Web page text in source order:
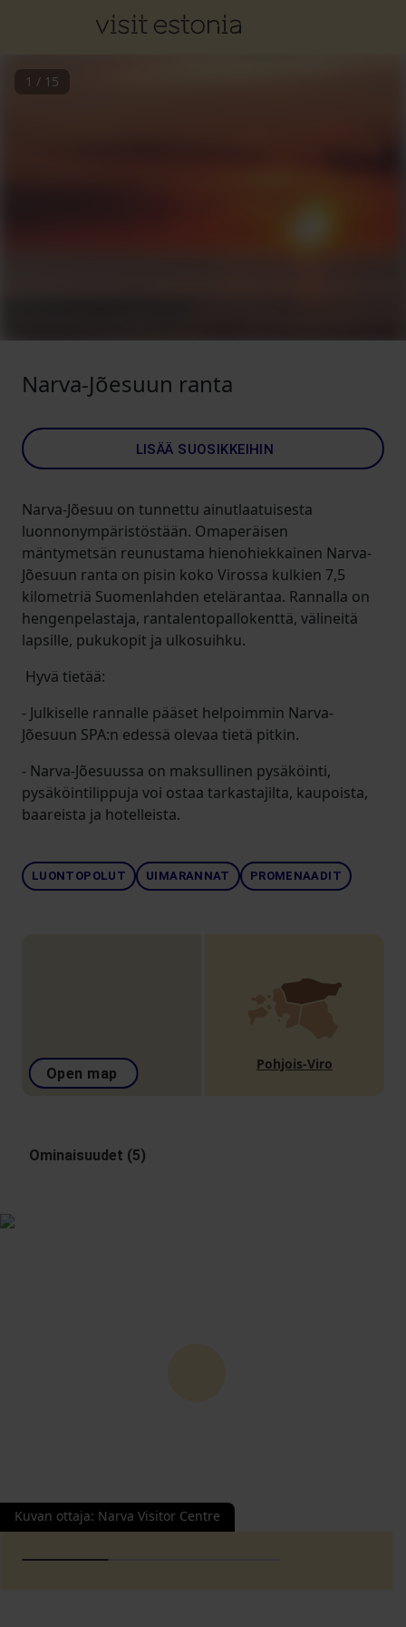
1 / 15
Narva-Jõesuun ranta
LISÄÄ SUOSIKKEIHIN
Narva-Jõesuu on tunnettu ainutlaatuisesta
luonnonympäristöstään. Omaperäisen
mäntymetsän reunustama hienohiekkainen Narva-
Jõesuun ranta on pisin koko Virossa kulkien 7,5
kilometriä Suomenlahden etelärantaa. Rannalla on
hengenpelastaja, rantalentopallokenttä, välineitä
lapsille, pukukopit ja ulkosuihku.
Hyvä tietää:
- Julkiselle rannalle pääset helpoimmin Narva-
Jõesuun SPA:n edessä olevaa tietä pitkin.
- Narva-Jõesuussa on maksullinen pysäköinti,
pysäköintilippuja voi ostaa tarkastajilta, kaupoista,
baareista ja hotelleista.
LUONTOPOLUT UIMARANNAT PROMENAADIT
Open map
Pohjois-Viro
Ominaisuudet (5)
Kuvan ottaja: Narva Visitor Centre